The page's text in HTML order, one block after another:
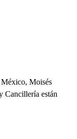
México, Moisés
Cancillería están